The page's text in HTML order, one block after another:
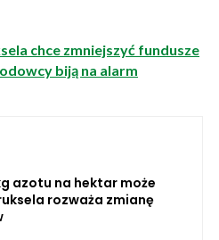
chce zmniejszyć fundusze
biją na alarm
azotu na hektar może
rozważa zmianę